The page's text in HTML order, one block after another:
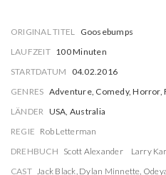
ORIGINAL TITEL Goosebumps
LAUFZEIT 100 Minuten
STARTDATUM
04.02.2016
GENRES Adventure, Comedy, Horror,
LÄNDER USA, Australia
REGIE Rob Letterman
DREHBUCH Scott Alexander Larry
CAST Jack Black, Dylan Minnette,